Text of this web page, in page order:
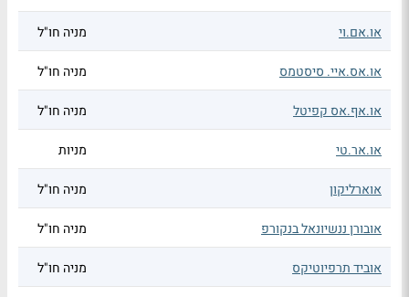
או.אם.וי מניה חו"ל
או.אס.איי. סיסטמס מניה חו"ל
או.אף.אס קפיטל מניה חו"ל
או.אר.טי מניות
אוארליקון מניה חו"ל
אובורן ננשיונאל בנקורפ מניה חו"ל
אוביד תרפיוטיקס מניה חו"ל